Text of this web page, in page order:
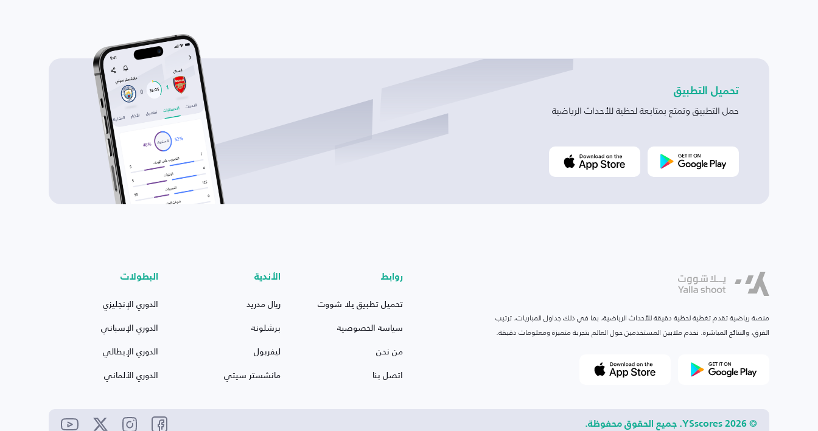
تحميل التطبيق
حمل التطبيق وتمتع بمتابعة لحظية للأحداث الرياضية
منصة رياضية تقدم تغطية لحظية دقيقة للأحداث الرياضية، بما في ذلك جداول المباريات، ترتيب
الفرق، والنتائج المباشرة. نخدم ملايين المستخدمين حول العالم بتجربة متميزة ومعلومات دقيقة.
روابط
تحميل تطبيق يلا شووت
سياسة الخصوصية
من نحن
اتصل بنا
الأندية
ريال مدريد
برشلونة
ليفربول
مانشستر سيتي
البطولات
الدوري الإنجليزي
الدوري الإسباني
الدوري الإيطالي
الدوري الألماني
© 2026 YSscores. جميع الحقوق محفوظة.